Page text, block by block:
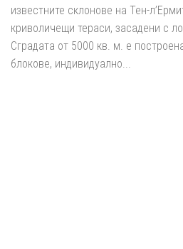
известните склонове на Тен-
криволичещи тераси, засадени с
Сградата от 5000 кв. м. е
блокове, индивидуално...